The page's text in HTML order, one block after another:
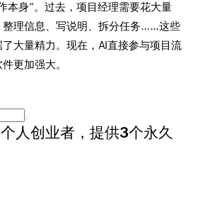
本身”。过去，项目经理需要花大量
整理信息、写说明、拆分任务……这些
大量精力。现在，AI直接参与项目流
更加强大。
人创业者，提供3个永久